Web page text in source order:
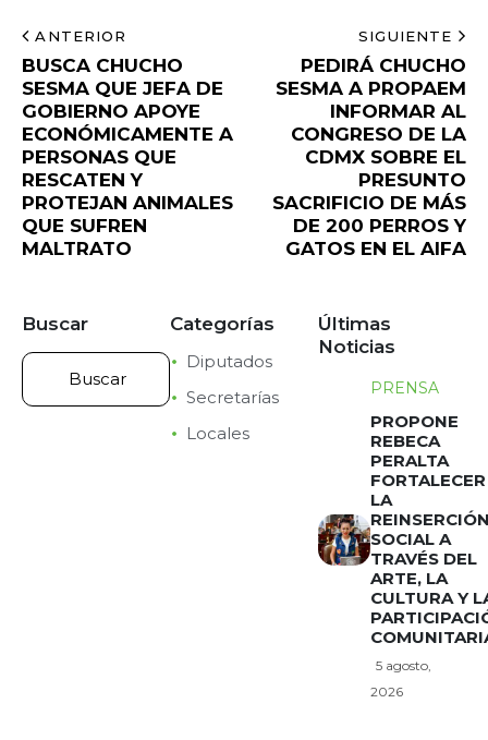
ANTERIOR
BUSCA CHUCHO
SESMA QUE JEFA DE
GOBIERNO APOYE
ECONÓMICAMENTE A
PERSONAS QUE
RESCATEN Y
PROTEJAN ANIMALES
QUE SUFREN
MALTRATO
SIGUIENTE
PEDIRÁ CHUCHO
SESMA A PROPAEM
INFORMAR AL
CONGRESO DE LA
CDMX SOBRE EL
PRESUNTO
SACRIFICIO DE MÁS
DE 200 PERROS Y
GATOS EN EL AIFA
Buscar Categorías
Diputados
Secretarías
Locales
Últimas
Noticias
PRENSA
PROPONE
REBECA
PERALTA
FORTALECER
LA
SOCIAL A
TRAVÉS DEL
ARTE, LA
CULTURA Y
5 agosto,
2026